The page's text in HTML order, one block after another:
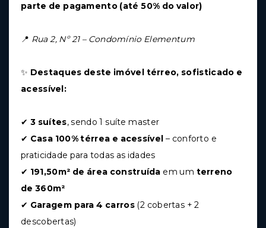
parte de pagamento (até 50% do valor)
📍 Rua 2, Nº 21 – Condomínio Elementum
✨ Destaques deste imóvel térreo, sofisticado e
acessível:
✔ 3 suítes, sendo 1 suíte master
✔ Casa 100% térrea e acessível – conforto e
praticidade para todas as idades
✔ 191,50m² de área construída em um terreno
de 360m²
✔ Garagem para 4 carros(2 cobertas + 2
descobertas)